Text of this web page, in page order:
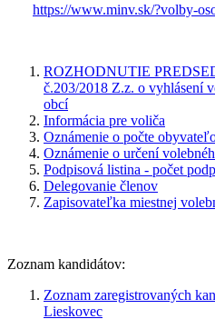
https://www.minv.sk/?volby-
ROZHODNUTIE
č.203/2018 Z.z. o vyhlásení
obcí
Informácia pre voliča
Oznámenie o počte
Oznámenie o určení
Podpisová listina - počet
Delegovanie členov
Zapisovateľka miestnej
Zoznam kandidátov:
Zoznam zaregistrovaných
Lieskovec